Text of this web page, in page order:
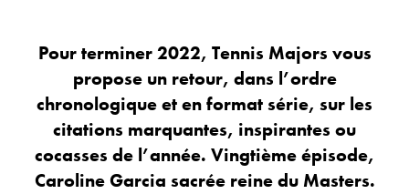
Pour terminer 2022, Tennis Majors vous
propose un retour, dans l’ordre
chronologique et en format série, sur les
citations marquantes, inspirantes ou
cocasses de l’année. Vingtième épisode,
Caroline Garcia sacrée reine du Masters.